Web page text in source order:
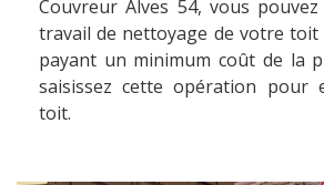
Couvreur Alves 54, vous
travail de nettoyage de votre
payant un minimum coût de la
saisissez cette opération pour
toit.